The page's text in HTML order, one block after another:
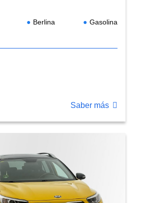
Berlina
Gasolina
Saber más